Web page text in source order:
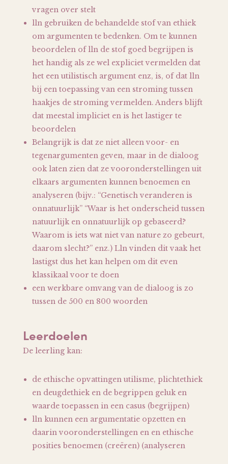
vragen over stelt
lln gebruiken de behandelde stof van ethiek
om argumenten te bedenken. Om te kunnen
beoordelen of lln de stof goed begrijpen is
het handig als ze wel expliciet vermelden dat
het een utilistisch argument enz, is, of dat lln
bij een toepassing van een stroming tussen
haakjes de stroming vermelden. Anders blijft
dat meestal impliciet en is het lastiger te
beoordelen
Belangrijk is dat ze niet alleen voor- en
tegenargumenten geven, maar in de dialoog
ook laten zien dat ze vooronderstellingen uit
elkaars argumenten kunnen benoemen en
analyseren (bijv.: “Genetisch veranderen is
onnatuurlijk” “Waar is het onderscheid tussen
natuurlijk en onnatuurlijk op gebaseerd?
Waarom is iets wat niet van nature zo gebeurt,
daarom slecht?” enz.) Lln vinden dit vaak het
lastigst dus het kan helpen om dit even
klassikaal voor te doen
een werkbare omvang van de dialoog is zo
tussen de 500 en 800 woorden
Leerdoelen
De leerling kan:
de ethische opvattingen utilisme, plichtethiek
en deugdethiek en de begrippen geluk en
waarde toepassen in een casus (begrijpen)
lln kunnen een argumentatie opzetten en
daarin vooronderstellingen en en ethische
posities benoemen (creëren) (analyseren